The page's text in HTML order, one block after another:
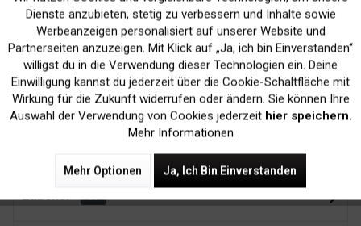
Kein Verlust der
Druckergarantie
Versand innerhalb von
Zubehör 17
Marketing Inaktiv
Tracking Inaktiv
Dienste anzubieten, stetig zu verbessern und Inhalte sowie
Werbeanzeigen personalisiert auf unserer Website und
Partnerseiten anzuzeigen. Mit Klick auf „Ja, ich bin Einverstanden“
willigst du in die Verwendung dieser Technologien ein. Deine
Einwilligung kannst du jederzeit über die Cookie-Schaltfläche mit
Wirkung für die Zukunft widerrufen oder ändern. Sie können Ihre
Auswahl der Verwendung von Cookies jederzeit hier speichern.
Mehr Informationen
Mehr Optionen Ja, Ich Bin Einverstanden